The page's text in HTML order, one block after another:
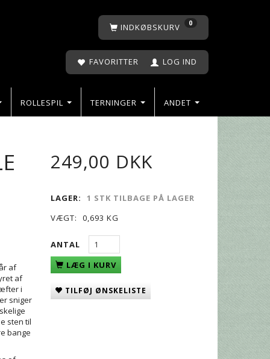
INDKØBSKURV 0
FAVORITTER LOG IND
ROLLESPIL TERNINGER ANDET
af
af
i
sniger
sten til
bange
249,00 DKK
LAGER:
1 STK TILBAGE PÅ LAGER
VÆGT:
0,693 KG
ANTAL
LÆG I KURV
TILFØJ ØNSKELISTE